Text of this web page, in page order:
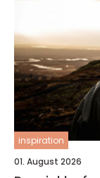
inspiration
01. August 2026